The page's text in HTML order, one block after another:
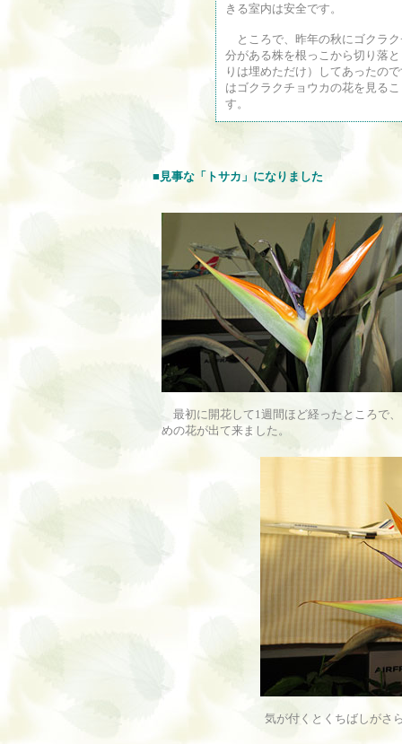
きる室内は安全です。
ところで、昨年の秋にゴクラ
分がある株を根っこから切り落
りは埋めただけ）してあったの
はゴクラクチョウカの花を見る
す。
■ 見事な「トサカ」になりました
最初に開花して1週間ほど経ったところで
めの花が出て来ました。
気が付くとくちばしがさ